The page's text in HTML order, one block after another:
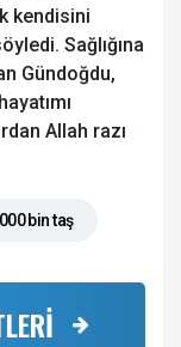
kendisini
Sağlığına
Gündoğdu,
Allah razı
bin taş